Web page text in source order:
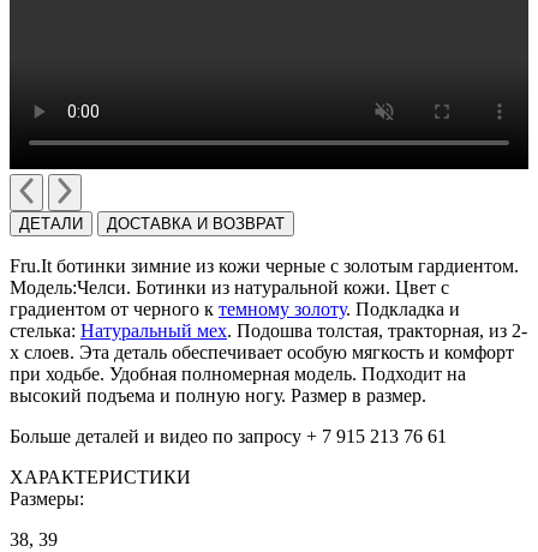
ДЕТАЛИ ДОСТАВКА И ВОЗВРАТ
Fru.It ботинки зимние из кожи черные с золотым гардиентом.
Модель:Челси. Ботинки из натуральной кожи. Цвет с
градиентом от черного к темному золоту. Подкладка и
стелька: Натуральный мех. Подошва толстая, тракторная, из 2-
х слоев. Эта деталь обеспечивает особую мягкость и комфорт
при ходьбе. Удобная полномерная модель. Подходит на
высокий подъема и полную ногу. Размер в размер.
Больше деталей и видео по запросу + 7 915 213 76 61
ХАРАКТЕРИСТИКИ
Размеры:
38, 39